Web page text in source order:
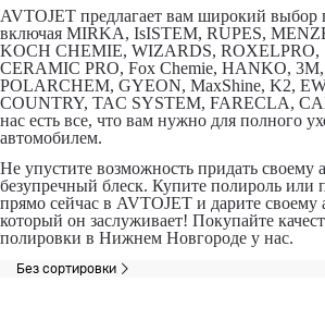
AVTOJET предлагает вам широкий выбор
включая MIRKA, IsISTEM, RUPES,
KOCH CHEMIE, WIZARDS, ROXELPRO,
CERAMIC PRO, Fox Chemie, HANKO,
POLARCHEM, GYEON, MaxShine, K2,
COUNTRY, TAC SYSTEM, FARECLA,
нас есть все, что вам нужно для полного
автомобилем.
Не упустите возможность придать своему
безупречный блеск. Купите полироль или
прямо сейчас в AVTOJET и дарите своему
который он заслуживает! Покупайте
полировки в Нижнем Новгороде у нас.
Без сортировки